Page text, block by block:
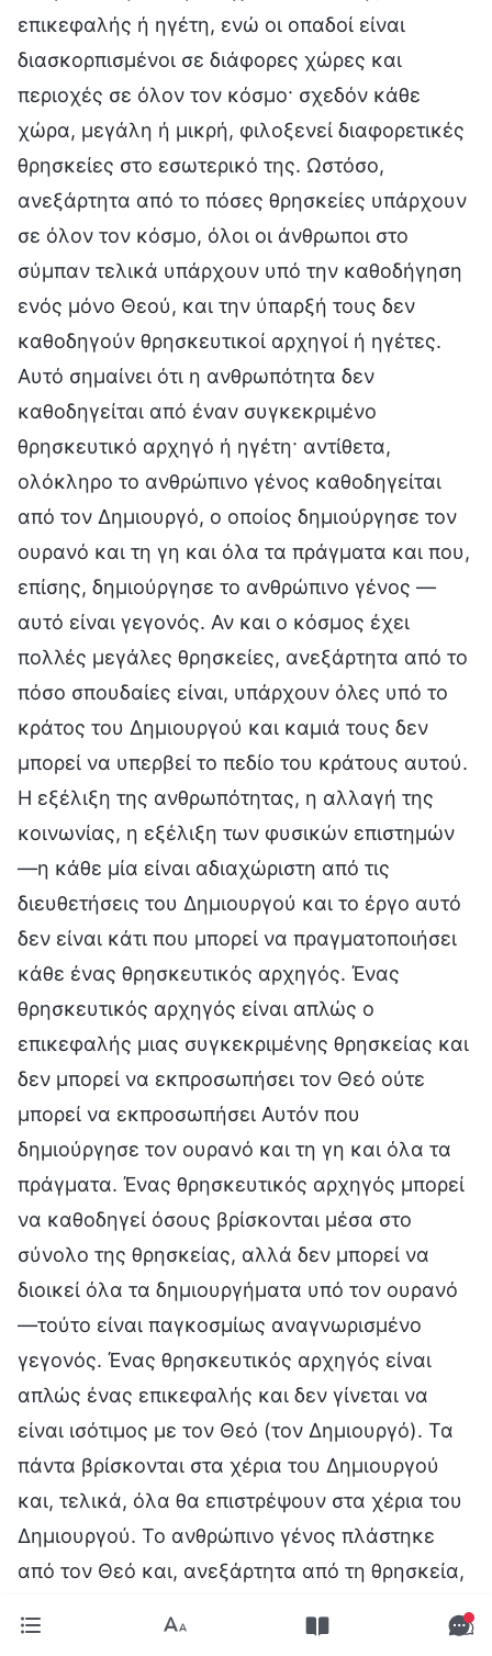
επικεφαλής ή ηγέτη, ενώ οι οπαδοί είναι
διασκορπισμένοι σε διάφορες χώρες και
περιοχές σε όλον τον κόσμο· σχεδόν κάθε
χώρα, μεγάλη ή μικρή, φιλοξενεί διαφορετικές
θρησκείες στο εσωτερικό της. Ωστόσο,
ανεξάρτητα από το πόσες θρησκείες υπάρχουν
σε όλον τον κόσμο, όλοι οι άνθρωποι στο
σύμπαν τελικά υπάρχουν υπό την καθοδήγηση
ενός μόνο Θεού, και την ύπαρξή τους δεν
καθοδηγούν θρησκευτικοί αρχηγοί ή ηγέτες.
Αυτό σημαίνει ότι η ανθρωπότητα δεν
καθοδηγείται από έναν συγκεκριμένο
θρησκευτικό αρχηγό ή ηγέτη· αντίθετα,
ολόκληρο το ανθρώπινο γένος καθοδηγείται
από τον Δημιουργό, ο οποίος δημιούργησε τον
ουρανό και τη γη και όλα τα πράγματα και που,
επίσης, δημιούργησε το ανθρώπινο γένος —
αυτό είναι γεγονός. Αν και ο κόσμος έχει
πολλές μεγάλες θρησκείες, ανεξάρτητα από το
πόσο σπουδαίες είναι, υπάρχουν όλες υπό το
κράτος του Δημιουργού και καμιά τους δεν
μπορεί να υπερβεί το πεδίο του κράτους αυτού.
Η εξέλιξη της ανθρωπότητας, η αλλαγή της
κοινωνίας, η εξέλιξη των φυσικών επιστημών
—η κάθε μία είναι αδιαχώριστη από τις
διευθετήσεις του Δημιουργού και το έργο αυτό
δεν είναι κάτι που μπορεί να πραγματοποιήσει
κάθε ένας θρησκευτικός αρχηγός. Ένας
θρησκευτικός αρχηγός είναι απλώς ο
επικεφαλής μιας συγκεκριμένης θρησκείας και
δεν μπορεί να εκπροσωπήσει τον Θεό ούτε
μπορεί να εκπροσωπήσει Αυτόν που
δημιούργησε τον ουρανό και τη γη και όλα τα
πράγματα. Ένας θρησκευτικός αρχηγός μπορεί
να καθοδηγεί όσους βρίσκονται μέσα στο
σύνολο της θρησκείας, αλλά δεν μπορεί να
διοικεί όλα τα δημιουργήματα υπό τον ουρανό
—τούτο είναι παγκοσμίως αναγνωρισμένο
γεγονός. Ένας θρησκευτικός αρχηγός είναι
απλώς ένας επικεφαλής και δεν γίνεται να
είναι ισότιμος με τον Θεό (τον Δημιουργό). Τα
πάντα βρίσκονται στα χέρια του Δημιουργού
και, τελικά, όλα θα επιστρέψουν στα χέρια του
Δημιουργού. Το ανθρώπινο γένος πλάστηκε
από τον Θεό και, ανεξάρτητα από τη θρησκεία,
του Θεού —τούτο είναι αναπόφευκτο. Μόνο ο